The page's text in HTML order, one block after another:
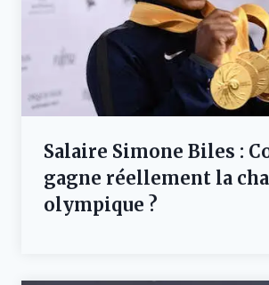
Salaire Simone Biles :
gagne réellement la
olympique ?